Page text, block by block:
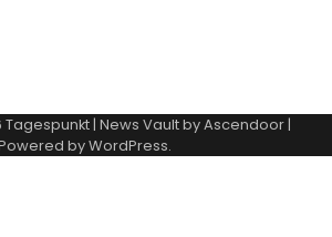
Tagespunkt | News Vault byAscendoor |
byWordPress.